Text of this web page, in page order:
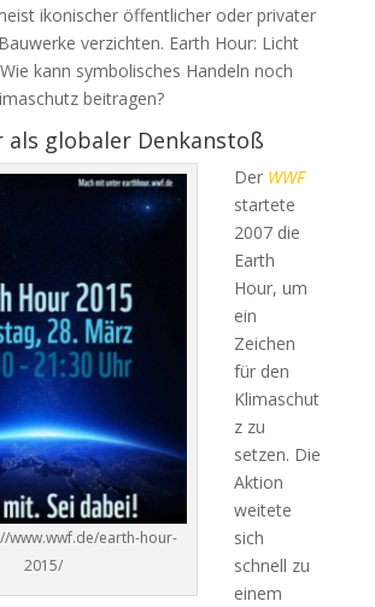
ikonischer öffentlicher oder privater
verzichten. Earth Hour: Licht
kann symbolisches Handeln noch
beitragen?
als globaler Denkanstoß
www.wwf.de/earth-hour-
2015/
Der WWF
startete
2007 die
Earth
Hour, um
ein
Zeichen
für den
Klimaschut
z zu
setzen. Die
Aktion
weitete
sich
schnell zu
einem